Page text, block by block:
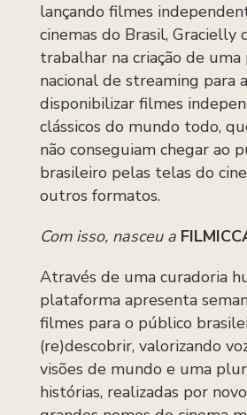
lançando filmes
cinemas do Brasil, Gracielly
trabalhar na criação de
nacional de streaming para
disponibilizar filmes
clássicos do mundo todo,
não conseguiam chegar ao
brasileiro pelas telas do
outros formatos.
Com isso, nasceu a
Através de uma curadoria
plataforma apresenta
filmes para o público
(re)descobrir, valorizando
visões de mundo e uma
histórias, realizadas por